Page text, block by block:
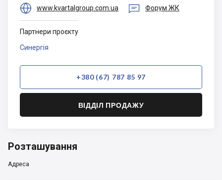
 www.kvartalgroup.com.ua  Форум ЖК
+380 (67) 787 85 97
ВІДДІЛ ПРОДАЖУ
Партнери проєкту
Синергія
Розташування
Адреса